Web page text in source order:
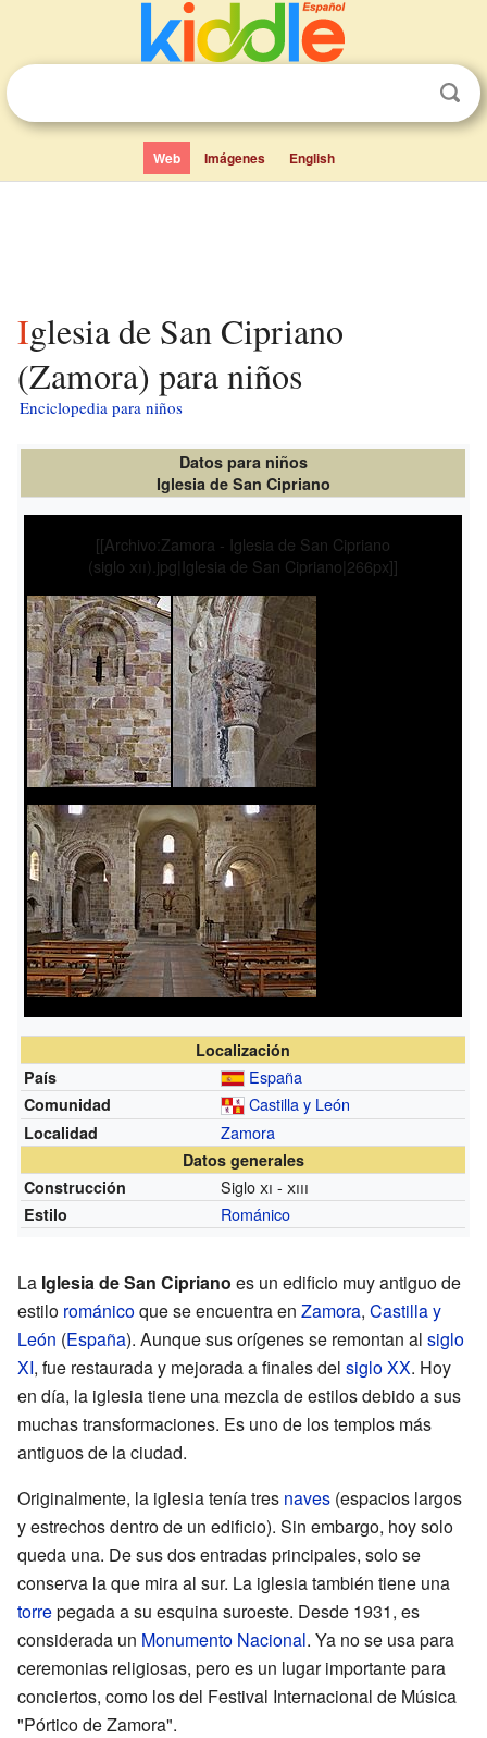
Web Imágenes English
Iglesia de San Cipriano
(Zamora) para niños
Enciclopedia para niños
Datos para niños
Iglesia de San Cipriano
[[Archivo:Zamora - Iglesia de San Cipriano
(siglo xii ).jpg|Iglesia de San Cipriano|266px]]
Localización
País
España
Comunidad Castilla y León
Localidad Zamora
Datos generales
Construcción
Sigloxi -xiii
Estilo Románico
La Iglesia de San Cipriano es un edificio muy antiguo de
estilo románicoque se encuentra en Zamora, Castilla y
León (España). Aunque sus orígenes se remontan al siglo
XI, fue restaurada y mejorada a finales del siglo XX. Hoy
en día, la iglesia tiene una mezcla de estilos debido a sus
muchas transformaciones. Es uno de los templos más
antiguos de la ciudad.
Originalmente, la iglesia tenía tres naves (espacios largos
y estrechos dentro de un edificio). Sin embargo, hoy solo
queda una. De sus dos entradas principales, solo se
conserva la que mira al sur. La iglesia también tiene una
torrepegada a su esquina suroeste. Desde 1931, es
considerada un Monumento Nacional. Ya no se usa para
ceremonias religiosas, pero es un lugar importante para
conciertos, como los del Festival Internacional de Música
"Pórtico de Zamora".